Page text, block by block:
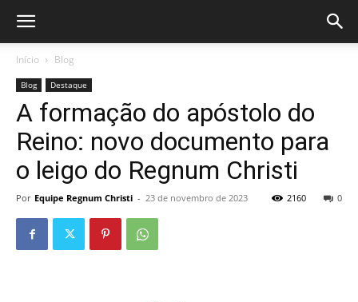
Início Blog
Blog Destaque
A formação do apóstolo do
Reino: novo documento para
o leigo do Regnum Christi
Por Equipe Regnum Christi - 23 de novembro de 2023 0
2160